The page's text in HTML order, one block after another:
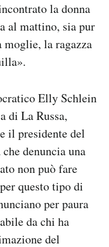
la donna
al mattino, sia pur
moglie, la ragazza
Elly Schlein
di La Russa,
il presidente del
denuncia una
non può fare
questo tipo di
per paura
da chi ha
del